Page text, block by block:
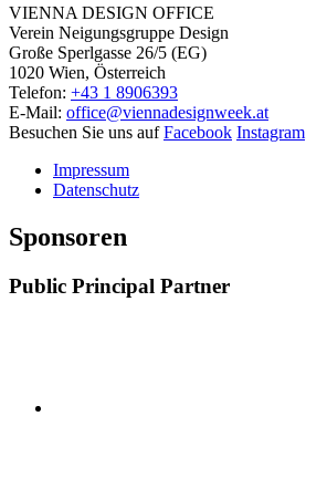
VIENNA DESIGN OFFICE
Verein Neigungsgruppe Design
Große Sperlgasse 26/5 (EG)
1020 Wien, Österreich
Telefon: +43 1 8906393
E-Mail: office@viennadesignweek.at
Besuchen Sie uns aufFacebook Instagram
Impressum
Datenschutz
Sponsoren
Public Principal Partner